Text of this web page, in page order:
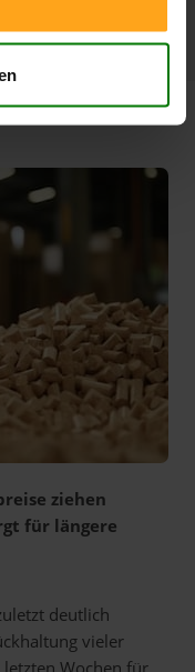
ziehen
für längere
deutlich
vieler